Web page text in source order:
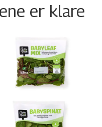
er klare